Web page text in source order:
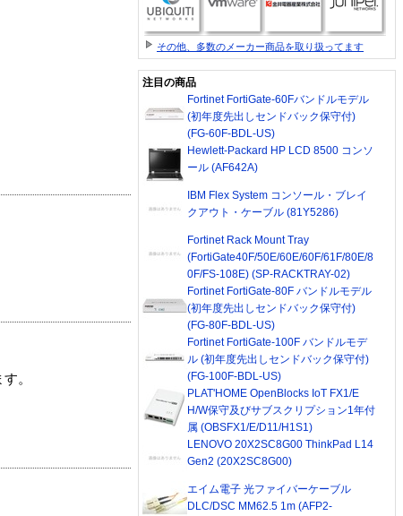
。
その他、多数のメーカー商品を取り扱ってます
注目の商品
Fortinet FortiGate-60Fバンドルモデル
(初年度先出しセンドバック保守付)
(FG-60F-BDL-US)
Hewlett-Packard HP LCD 8500 コンソ
ール (AF642A)
IBM Flex System コンソール・ブレイ
クアウト・ケーブル (81Y5286)
Fortinet Rack Mount Tray
(FortiGate40F/50E/60E/60F/61F/80E/8
0F/FS-108E) (SP-RACKTRAY-02)
Fortinet FortiGate-80F バンドルモデル
(初年度先出しセンドバック保守付)
(FG-80F-BDL-US)
Fortinet FortiGate-100F バンドルモデ
ル (初年度先出しセンドバック保守付)
(FG-100F-BDL-US)
PLAT'HOME OpenBlocks IoT FX1/E
H/W保守及びサブスクリプション1年付
属 (OBSFX1/E/D11/H1S1)
LENOVO 20X2SC8G00 ThinkPad L14
Gen2 (20X2SC8G00)
エイム電子 光ファイバーケーブル
DLC/DSC MM62.5 1m (AFP2-